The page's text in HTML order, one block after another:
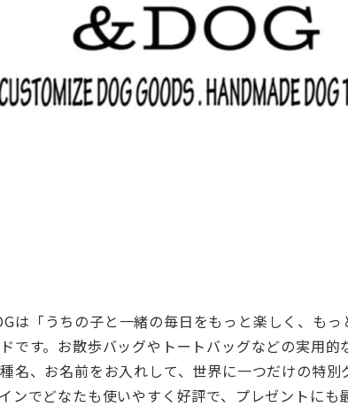
は「うちの子と一緒の毎日をもっと楽しく、もっ
です。お散歩バッグやトートバッグなどの実用
名、お名前をお入れして、世界に一つだけの特
ンでどなたも使いやすく好評で、プレゼントにも